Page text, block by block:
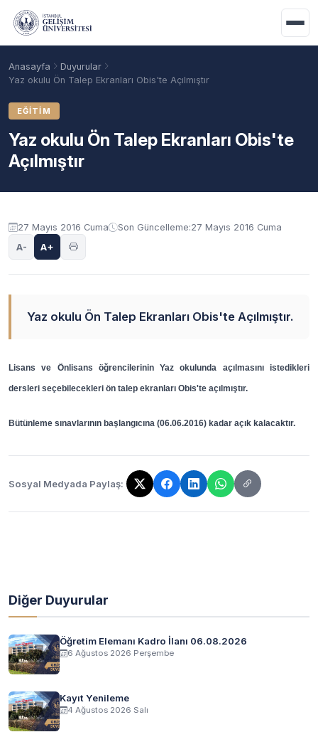
Ana içeriğe geç
Akademik Takvim
Anasayfa
Duyurular
Yaz okulu Ön Talep Ekranları Obis'te Açılmıştır
EĞITIM
Yaz okulu Ön Talep Ekranları Obis'te
Açılmıştır
Duyuru içeriği
27 Mayıs 2016 Cuma Son Güncelleme:27 Mayıs 2016 Cuma
A- A+
Yaz okulu Ön Talep Ekranları Obis'te Açılmıştır.
Lisans ve Önlisans öğrencilerinin Yaz okulunda açılmasını istedikleri
dersleri seçebilecekleri ön talep ekranları Obis'te açılmıştır.
Bütünleme sınavlarının başlangıcına (06.06.2016) kadar açık kalacaktır.
Sosyal Medyada Paylaş:
Bağlantı kopyalandı!
Diğer Duyurular
Öğretim Elemanı Kadro İlanı 06.08.2026
6 Ağustos 2026 Perşembe
Kayıt Yenileme
4 Ağustos 2026 Salı